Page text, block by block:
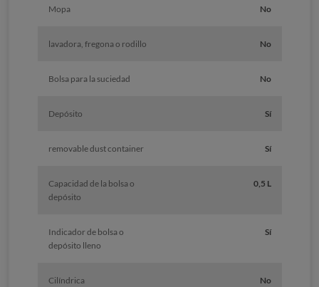
Mopa No
lavadora, fregona o rodillo No
Bolsa para la suciedad No
Depósito Sí
removable dust container Sí
Capacidad de la bolsa o
depósito
0,5 L
Indicador de bolsa o
depósito lleno
Sí
Cilíndrica No